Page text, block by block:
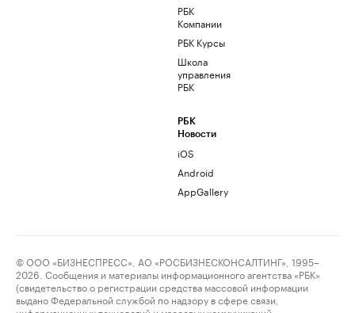
РБК
Компании
РБК Курсы
Школа
управления
РБК
РБК
Новости
iOS
Android
AppGallery
© ООО «БИЗНЕСПРЕСС», АО «РОСБИЗНЕСКОНСАЛТИНГ», 1995–
2026. Сообщения и материалы информационного агентства «РБК»
(свидетельство о регистрации средства массовой информации
выдано Федеральной службой по надзору в сфере связи,